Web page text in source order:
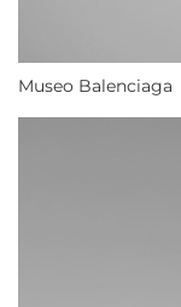
Museo Balenciaga